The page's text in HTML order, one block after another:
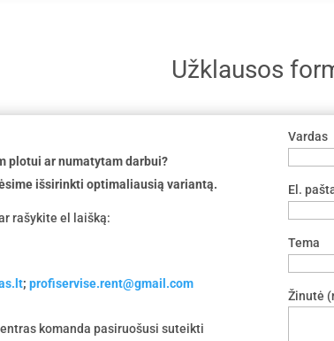
Užklausos
plotui ar numatytam darbui?
išsirinkti optimaliausią variantą.
rašykite el laišką:
;profiservise.rent@gmail.com
komanda pasiruošusi suteikti
Vardas
El.
Tema
Žinutė